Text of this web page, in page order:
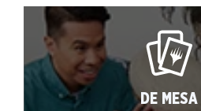
DE MESA